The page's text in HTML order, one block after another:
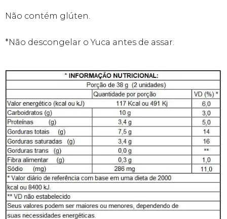
Não contém glúten.
*Não descongelar o Yuca antes de assar.